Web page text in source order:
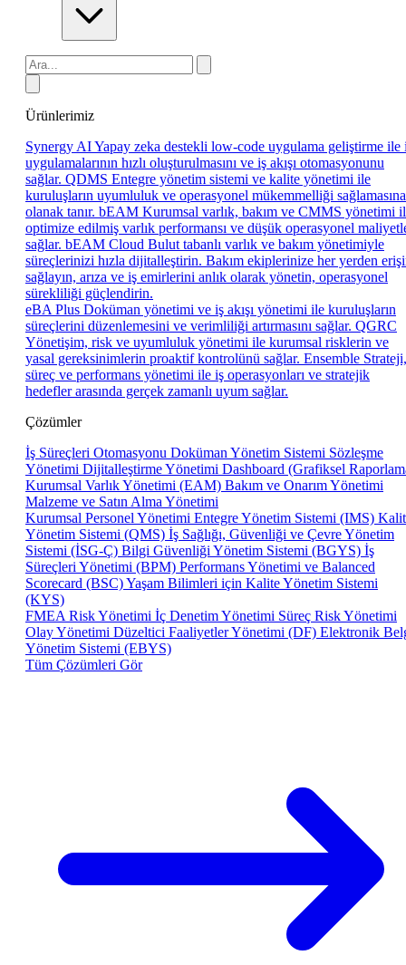
Ürünlerimiz
Synergy AIYapay zeka destekli low-code uygulama geliştirme ile
uygulamalarının hızlı oluşturulmasını ve iş akışı otomasyonunu
sağlar. QDMS Entegre yönetim sistemi ve kalite yönetimi ile
kuruluşların uyumluluk ve operasyonel mükemmelliği sağlamasına
olanak tanır. bEAM Kurumsal varlık, bakım ve CMMS yönetimi
optimize edilmiş varlık performansı ve düşük operasyonel
sağlar. bEAM Cloud Bulut tabanlı varlık ve bakım yönetimiyle
süreçlerinizi hızla dijitalleştirin. Bakım ekiplerinize her yerden
sağlayın, arıza ve iş emirlerini anlık olarak yönetin, operasyonel
sürekliliği güçlendirin.
eBA Plus Doküman yönetimi ve iş akışı yönetimi ile kuruluşların
süreçlerini düzenlemesini ve verimliliği artırmasını sağlar. QGRC
Yönetişim, risk ve uyumluluk yönetimi ile kurumsal risklerin ve
yasal gereksinimlerin proaktif kontrolünü sağlar. Ensemble Strateji,
süreç ve performans yönetimi ile iş operasyonları ve stratejik
hedefler arasında gerçek zamanlı uyum sağlar.
Çözümler
İş Süreçleri Otomasyonu Doküman Yönetim Sistemi Sözleşme
Yönetimi Dijitalleştirme Yönetimi Dashboard (Grafiksel
Kurumsal Varlık Yönetimi (EAM) Bakım ve Onarım Yönetimi
Malzeme ve Satın Alma Yönetimi
Kurumsal Personel Yönetimi Entegre Yönetim Sistemi (IMS)
Yönetim Sistemi (QMS) İş Sağlığı, Güvenliği ve Çevre Yönetim
Sistemi (İSG-Ç) Bilgi Güvenliği Yönetim Sistemi (BGYS) İş
Süreçleri Yönetimi (BPM) Performans Yönetimi ve Balanced
Scorecard (BSC)Yaşam Bilimleri için Kalite Yönetim Sistemi
(KYS)
FMEA Risk Yönetimi İç Denetim Yönetimi Süreç Risk Yönetimi
Olay Yönetimi Düzeltici Faaliyetler Yönetimi (DF) Elektronik
Yönetim Sistemi (EBYS)
Tüm Çözümleri Gör